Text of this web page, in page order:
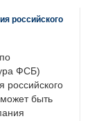
российского
ФСБ)
российского
быть